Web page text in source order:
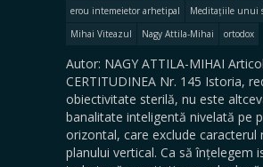
erou intemeietor arhetipal
Meditațiile unui
Mihai Viteazul
Nagy Attila-Mihai ortodox
Autor: NAGY ATTILA-MIHAI
CERTITUDINEA Nr. 145 Istoria,
obiectivitate sterilă, nu este
banalitate inteligentă nivelată pe
orizontal, care exclude caracterul
planului vertical. Ca să înțelegem